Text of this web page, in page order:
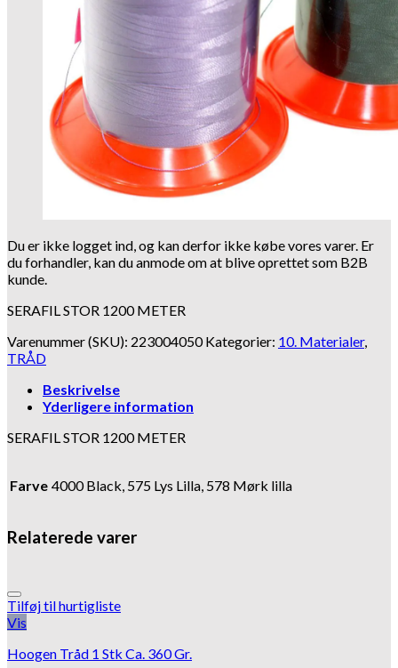
Du er ikke logget ind, og kan derfor ikke købe vores varer. Er
du forhandler, kan du anmode om at blive oprettet som B2B
kunde.
SERAFIL STOR 1200 METER
Varenummer (SKU): 223004050 Kategorier: 10. Materialer,
TRÅD
Beskrivelse
Yderligere information
SERAFIL STOR 1200 METER
Farve 4000 Black, 575 Lys Lilla, 578 Mørk lilla
Relaterede varer
Tilføj til hurtigliste
Vis
Hoogen Tråd 1 Stk Ca. 360 Gr.